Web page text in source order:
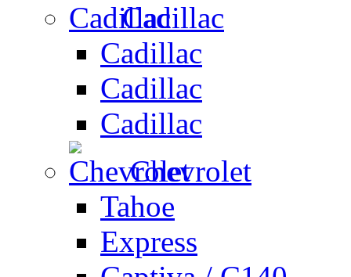
Cadillac
Cadillac
Cadillac
Cadillac
Chevrolet
Tahoe
Express